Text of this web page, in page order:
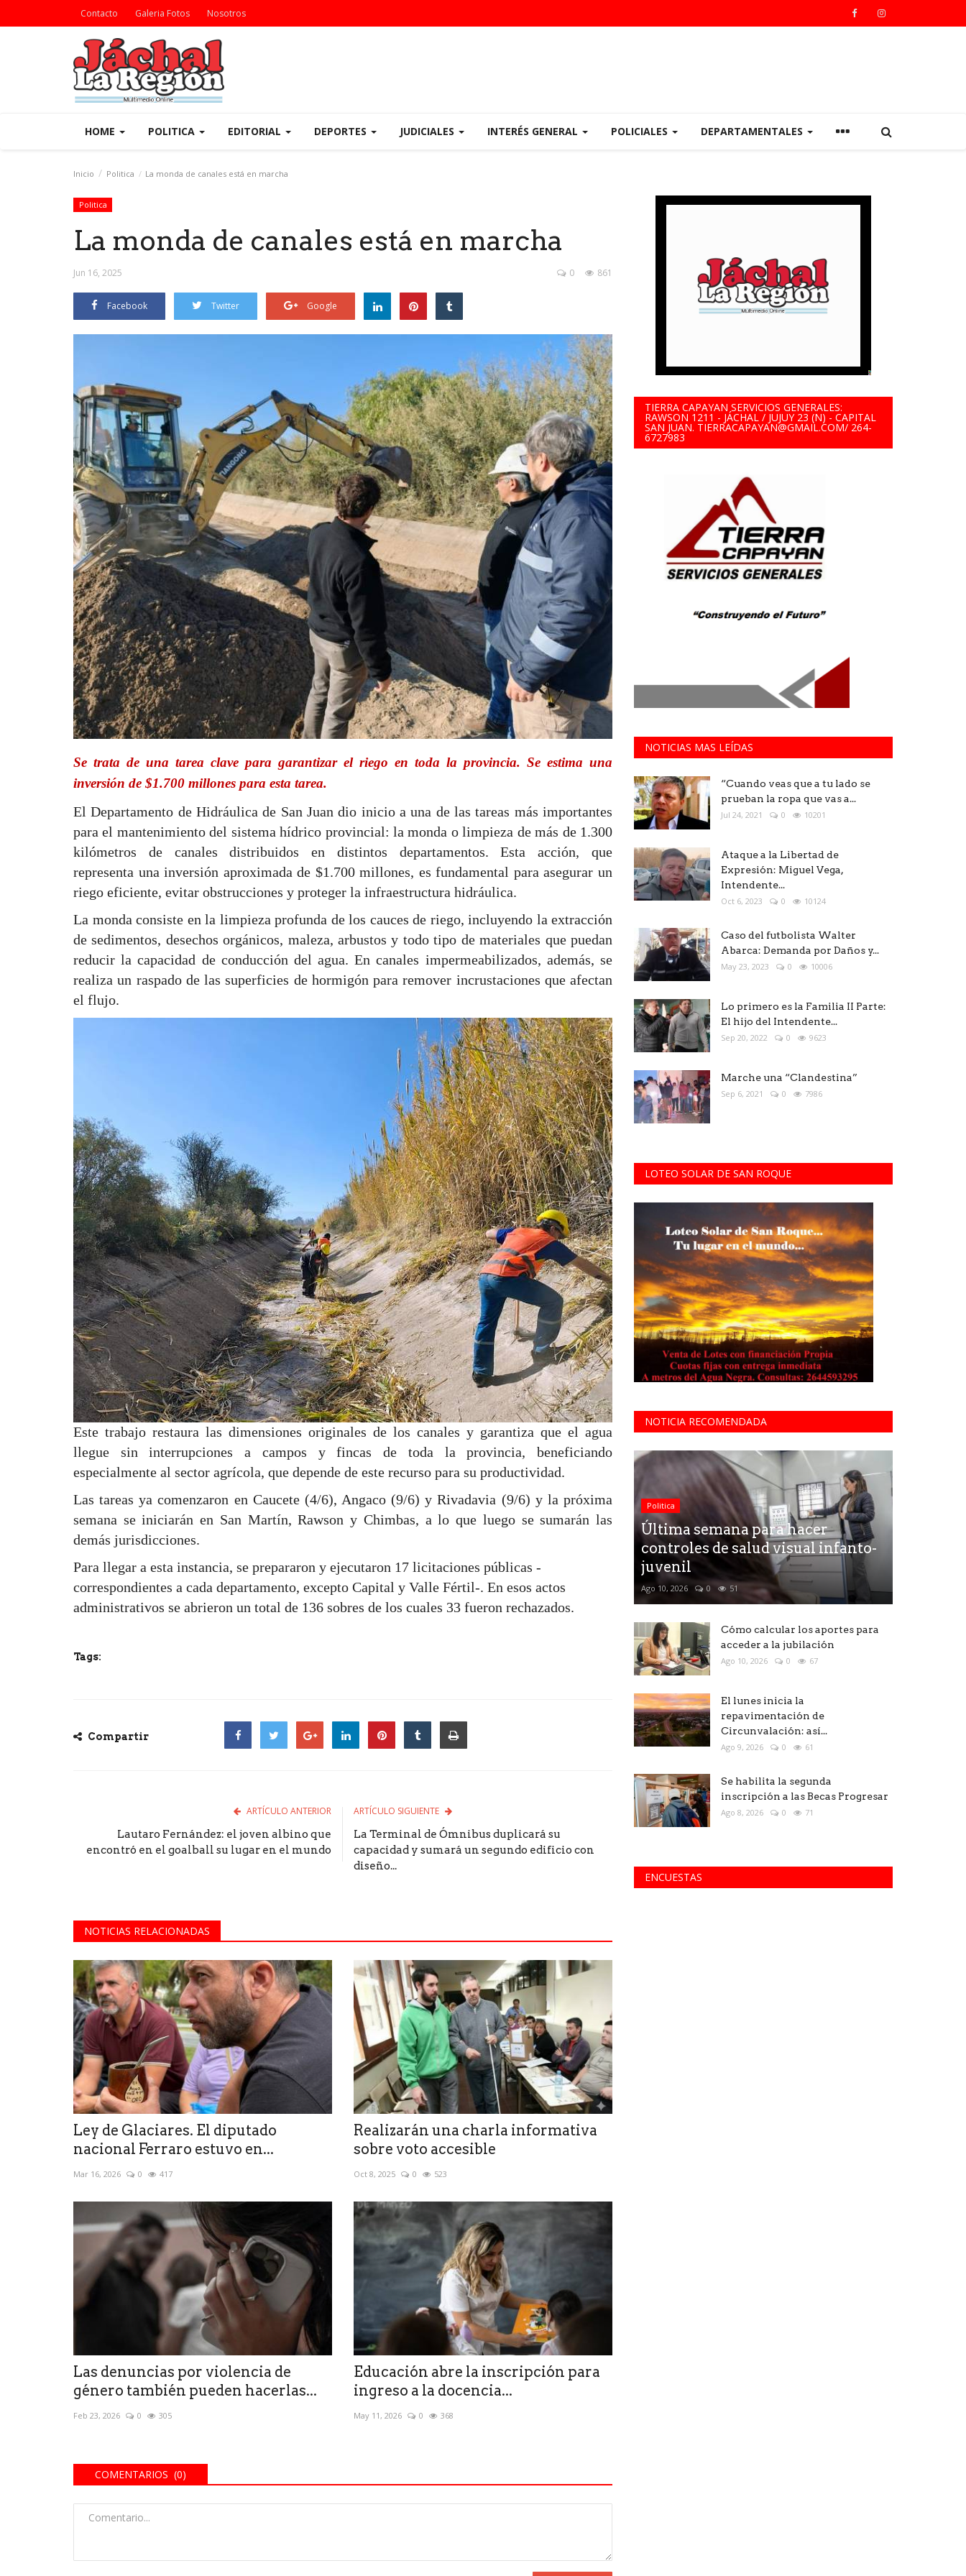
Contacto Galeria Fotos Nosotros
HOME POLITICA EDITORIAL DEPORTES JUDICIALES INTERÉS GENERAL POLICIALES DEPARTAMENTALES
Inicio Politica La monda de canales está en marcha
Politica
La monda de canales está en marcha
Jun 16, 2025 861
0
Facebook Twitter Google
Se trata de una tarea clave para garantizar el riego en toda la provincia. Se estima una
inversión de $1.700 millones para esta tarea.
El Departamento de Hidráulica de San Juan dio inicio a una de las tareas más importantes
para el mantenimiento del sistema hídrico provincial: la monda o limpieza de más de 1.300
kilómetros de canales distribuidos en distintos departamentos. Esta acción, que
representa una inversión aproximada de $1.700 millones, es fundamental para asegurar un
riego eficiente, evitar obstrucciones y proteger la infraestructura hidráulica.
La monda consiste en la limpieza profunda de los cauces de riego, incluyendo la extracción
de sedimentos, desechos orgánicos, maleza, arbustos y todo tipo de materiales que puedan
reducir la capacidad de conducción del agua. En canales impermeabilizados, además, se
realiza un raspado de las superficies de hormigón para remover incrustaciones que afectan
el flujo.
Este trabajo restaura las dimensiones originales de los canales y garantiza que el agua
llegue sin interrupciones a campos y fincas de toda la provincia, beneficiando
especialmente al sector agrícola, que depende de este recurso para su productividad.
Las tareas ya comenzaron en Caucete (4/6), Angaco (9/6) y Rivadavia (9/6) y la próxima
semana se iniciarán en San Martín, Rawson y Chimbas, a lo que luego se sumarán las
demás jurisdicciones.
Para llegar a esta instancia, se prepararon y ejecutaron 17 licitaciones públicas -
correspondientes a cada departamento, excepto Capital y Valle Fértil-. En esos actos
administrativos se abrieron un total de 136 sobres de los cuales 33 fueron rechazados.
Tags:
Compartir
ARTÍCULO ANTERIOR
Lautaro Fernández: el joven albino que
encontró en el goalball su lugar en el mundo
ARTÍCULO SIGUIENTE
La Terminal de Ómnibus duplicará su
capacidad y sumará un segundo edificio con
diseño...
NOTICIAS RELACIONADAS
Ley de Glaciares. El diputado
nacional Ferraro estuvo en...
Mar 16, 2026 0 417
Realizarán una charla informativa
sobre voto accesible
Oct 8, 2025 0 523
Las denuncias por violencia de
género también pueden hacerlas...
Feb 23, 2026 0 305
Educación abre la inscripción para
ingreso a la docencia...
May 11, 2026 0 368
COMENTARIOS (0)
TIERRA CAPAYAN SERVICIOS GENERALES:
RAWSON 1211 - JÁCHAL / JUJUY 23 (N) - CAPITAL
SAN JUAN. TIERRACAPAYAN@GMAIL.COM/ 264-
6727983
NOTICIAS MAS LEÍDAS
“Cuando veas que a tu lado se
prueban la ropa que vas a...
Jul 24, 2021 0 10201
Ataque a la Libertad de
Expresión: Miguel Vega,
Intendente...
Oct 6, 2023 0 10124
Caso del futbolista Walter
Abarca: Demanda por Daños y...
May 23, 2023 0 10006
Lo primero es la Familia II Parte:
El hijo del Intendente...
Sep 20, 2022 0 9623
Marche una “Clandestina”
Sep 6, 2021 0 7986
LOTEO SOLAR DE SAN ROQUE
NOTICIA RECOMENDADA
Politica
Última semana para hacer
controles de salud visual infanto-
juvenil
Ago 10, 2026 0 51
Cómo calcular los aportes para
acceder a la jubilación
Ago 10, 2026 0 67
El lunes inicia la
repavimentación de
Circunvalación: así...
Ago 9, 2026 0 61
Se habilita la segunda
inscripción a las Becas Progresar
Ago 8, 2026 0 71
ENCUESTAS